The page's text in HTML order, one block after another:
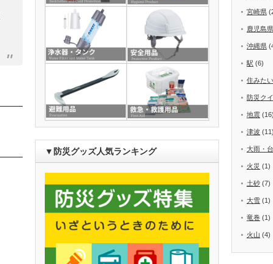
▼防災グッズ人気ランキング
宮崎県
鹿児島県
沖縄県
駅 (6)
住みた
防災ク
地震 (16)
津波 (11)
大雨・
火災 (1)
土砂 (7)
大雪 (1)
竜巻 (1)
火山 (4)